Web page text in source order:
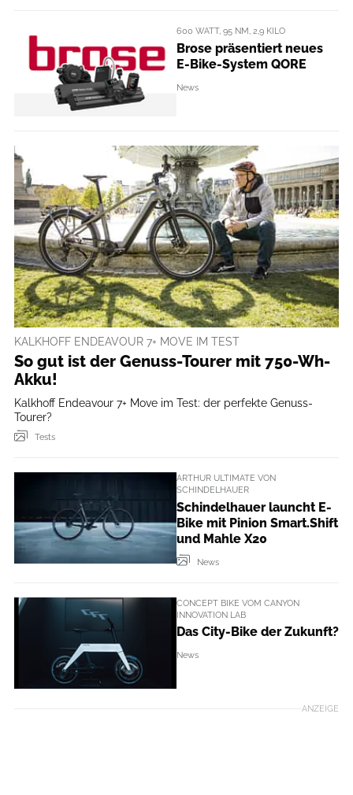
600 WATT, 95 NM, 2,9 KILO
Brose präsentiert neues
E-Bike-System QORE
News
KALKHOFF ENDEAVOUR 7+ MOVE IM TEST
So gut ist der Genuss-Tourer mit 750-Wh-
Akku!
Kalkhoff Endeavour 7+ Move im Test: der perfekte Genuss-
Tourer?
Tests
ARTHUR ULTIMATE VON
SCHINDELHAUER
Schindelhauer launcht E-
Bike mit Pinion Smart.Shift
und Mahle X20
News
CONCEPT BIKE VOM CANYON
INNOVATION LAB
Das City-Bike der Zukunft?
News
ANZEIGE